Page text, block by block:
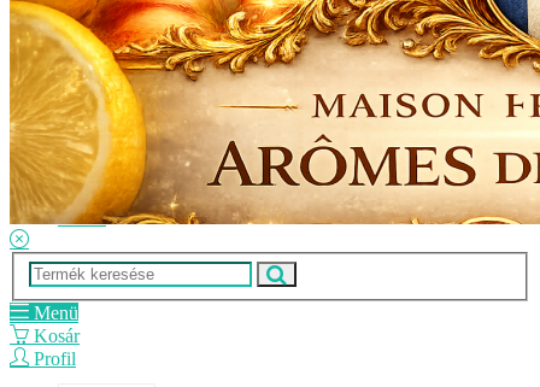
Hírek
SZÁLLÍTÁSI OPCIÓK - Fizetési információk
Elérhetőségek
Adatkezelési tájékoztató
ÁSZF
Menü
Kosár
Profil